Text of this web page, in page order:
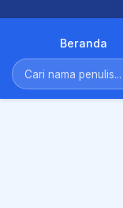
Beranda